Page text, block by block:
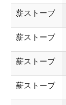
薪ストーブ
薪ストーブ
薪ストーブ
薪ストーブ